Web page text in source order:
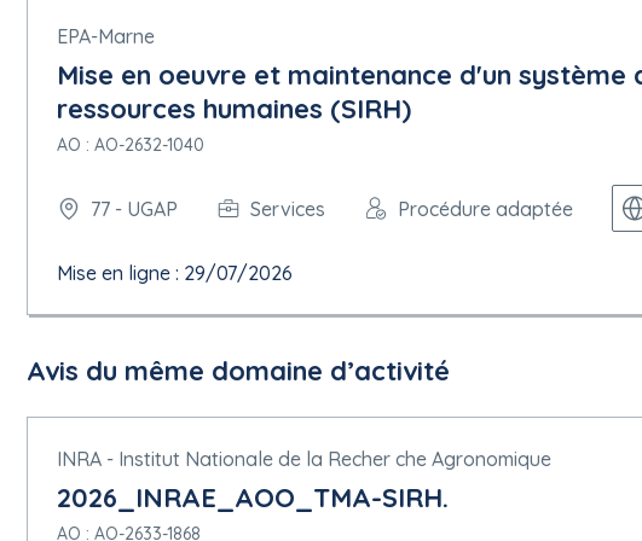
Description : Effectifs moyens annuels du candidat, du personnel
trois dernières années
5.1.11 Documents de marché
Adresse des documents de marché :
Conditions de présentation :
Présentation par voie électronique : Requise
Adresse de présentation :https://marches.maximilien.fr/entreprise
Catalogue électronique : Non autorisée
Les soumissionnaires peuvent présenter plusieurs offres : Non autorisée
15/07/2026 à 12:00
EPA-Marne
Mise en oeuvre et maintenance d'un
ressources humaines (SIRH)
AO : AO-2632-1040
77 - UGAP Services Procédure adaptée
Mise en ligne : 29/07/2026
Avis du même domaine d’activité
INRA - Institut Nationale de la Recher che Agronomique
2026_INRAE_AOO_TMA-SIRH.
AO : AO-2633-1868